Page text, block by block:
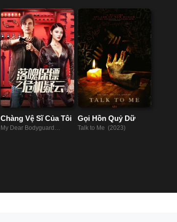
Chàng Vệ Sĩ Của Tôi
My Dear Bodyguard
Gọi Hồn Quỷ Dữ
Talk to Me (2023)